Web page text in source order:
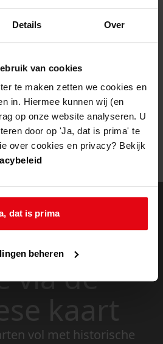
Details Over
van cookies
te maken zetten we cookies en
in. Hiermee kunnen wij (en
op onze website analyseren. U
door op 'Ja, dat is prima' te
over cookies en privacy? Bekijk
dat is prima
beheren
niet bezoeken door:
favoriet
verouderde lijst van de website
de
via de
kaart
vol met historische